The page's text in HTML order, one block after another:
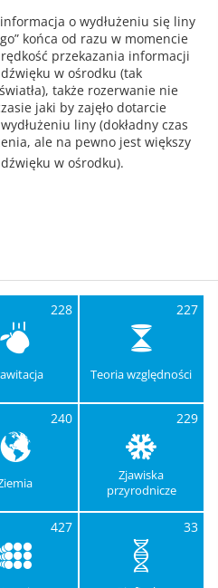
o wydłużeniu się liny
końca od razu w momencie
przekazania informacji
w ośrodku (tak
także rozerwanie nie
jaki by zajęło dotarcie
liny (dokładny czas
ale na pewno jest większy
w ośrodku).
228 227
Teoria względności
240 229
Zjawiska
przyrodnicze
427 33